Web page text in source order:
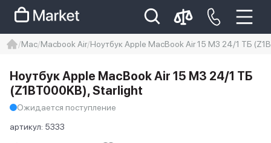
Iphone 14 pro max
айфон 14
Mac Macbook Air Ноутбук Apple MacBook Air 15 M3 24/1 ТБ
Ноутбук Apple MacBook Air 15 M3 24/1 ТБ
(Z1BT000KB), Starlight
Ожидается поступление
артикул: 5333